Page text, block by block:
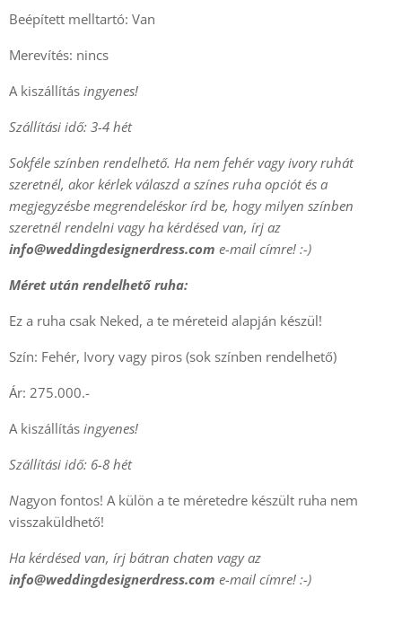
Beépített melltartó: Van
Merevítés: nincs
A kiszállítás ingyenes!
Szállítási idő: 3-4 hét
Sokféle színben rendelhető. Ha nem fehér vagy ivory ruhát
szeretnél, akor kérlek válaszd a színes ruha opciót és a
megjegyzésbe megrendeléskor írd be, hogy milyen színben
szeretnél rendelni vagy ha kérdésed van, írj az
info@weddingdesignerdress.com e-mail címre! :-)
Méret után rendelhető ruha:
Ez a ruha csak Neked, a te méreteid alapján készül!
Szín: Fehér, Ivory vagy piros (sok színben rendelhető)
Ár: 275.000.-
A kiszállítás ingyenes!
Szállítási idő: 6-8 hét
Nagyon fontos! A külön a te méretedre készült ruha nem
visszaküldhető!
Ha kérdésed van, írj bátran chaten vagy az
info@weddingdesignerdress.com e-mail címre! :-)